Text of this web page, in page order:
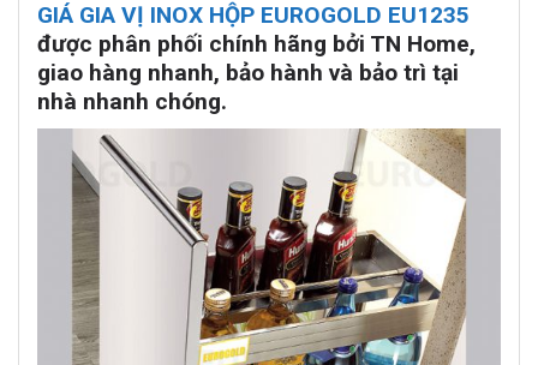
GIÁ GIA VỊ INOX HỘP EUROGOLD EU1235
được phân phối chính hãng bởi TN Home,
giao hàng nhanh, bảo hành và bảo trì tại
nhà nhanh chóng.